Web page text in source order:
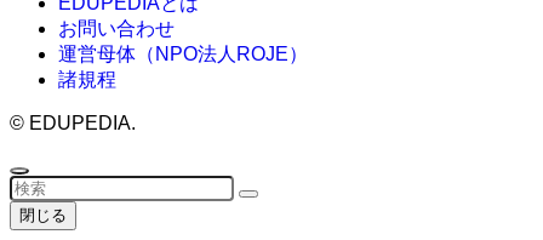
お問い合わせ
運営母体（NPO法人ROJE）
諸規程
© EDUPEDIA.
閉じる